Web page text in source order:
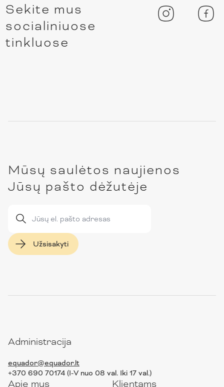
Sekite mus
socialiniuose
tinkluose
Mūsų saulėtos naujienos
Jūsų pašto dėžutėje
Užsisakyti
Administracija
equador@equador.lt
+370 690 70174 (I-V nuo 08 val. Iki 17 val.)
Apie mus Klientams